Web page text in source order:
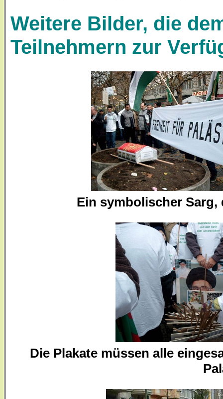
Weitere Bilder, die
Teilnehmern zur
Ein symbolischer
Die Plakate müssen alle